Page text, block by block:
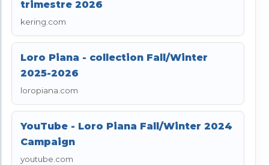
trimestre 2026
kering.com
Loro Piana - collection Fall/Winter
2025-2026
loropiana.com
YouTube - Loro Piana Fall/Winter 2024
Campaign
youtube.com